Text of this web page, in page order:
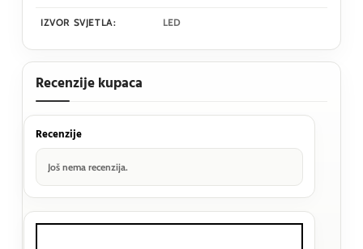
IZVOR SVJETLA: LED
Recenzije kupaca
Recenzije
Još nema recenzija.